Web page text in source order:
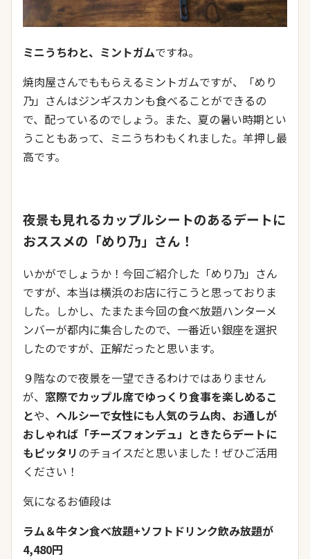
ミニうちわと、ミントガムですね。
焼肉屋さんでももらえるミントガムですが、「めり
乃」さんはジンギスカンも食べることができるの
で、配っているのでしょう。また、夏の暑い時期とい
うこともあって、ミニうちわもくれました。羊押し最
高です。
夜景も見れるカップルシートのあるデートに
おススメの「めり乃」さん！
いかがでしょうか！今回ご紹介した「めり乃」さん
ですが、本当は横浜のお店に行こうと思っておりま
した。しかし、たまたま今回の食べ放題ハンターメ
ンバーが都内に集合したので、一番近い銀座を選択
したのですが、正解だったと思います。
９階なので夜景を一望できるわけではありません
が、 窓際でカップル席でゆっくり食事を楽しめるこ
とや、 ヘルシーで女性にも人気のラム肉、お通しが
おしゃれば「チーズフォンデュ」ときたらデートに
もピッタリのチョイスだと思いました！ぜひご活用
ください！
気になるお値段は
ラム＆牛タン食べ放題+ソフトドリンク飲み放題が
4,480円